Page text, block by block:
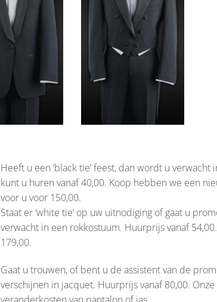
Heeft u een ‘black tie’ feest, dan wordt u verwacht
kunt u huren vanaf 40,00. Koop hebben we een
voor u voor 150,00.
Staat er ‘white tie’ op uw uitnodiging of gaat u
verwacht in een rokkostuum. Huurprijs vanaf
179,00.
Gaat u trouwen, of bent u de assistent van de
verschijnen in jacquet. Huurprijs vanaf 80,00.
veranderkosten van pantalon of jas.